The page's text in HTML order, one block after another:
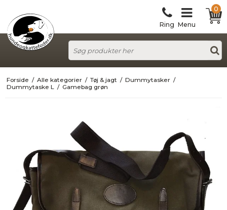
Ring Menu
0
Forside / Alle kategorier / Tøj & jagt / Dummytasker /
Dummytaske L
/ Gamebag grøn